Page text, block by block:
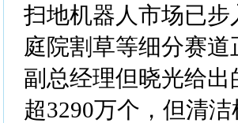
扫地机器人市场已
庭院割草等细分赛
副总经理但晓光给
超3290万个，但清